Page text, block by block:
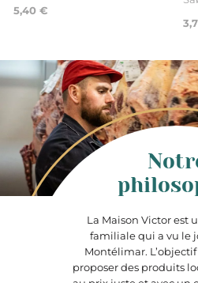
5,40 €
La Maison Victor est
familiale qui a vu le
Montélimar.
proposer des produits